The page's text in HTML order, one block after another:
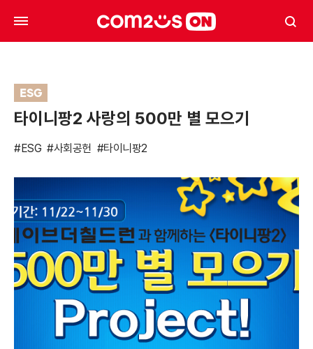
ESG
타이니팡2 사랑의 500만 별 모으기
#ESG #사회공헌 #타이니팡2